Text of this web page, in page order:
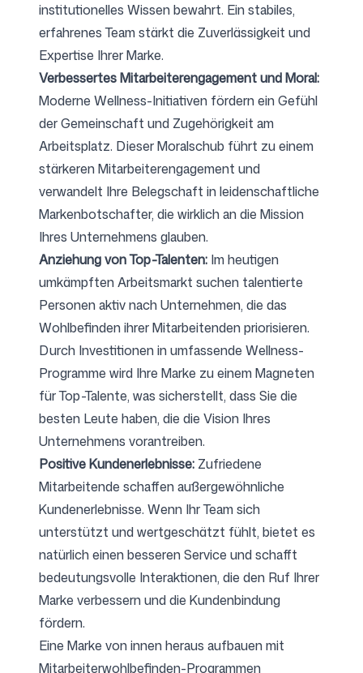
institutionelles Wissen bewahrt. Ein stabiles,
erfahrenes Team stärkt die Zuverlässigkeit und
Expertise Ihrer Marke.
Verbessertes Mitarbeiterengagement und Moral:
Moderne Wellness-Initiativen fördern ein Gefühl
der Gemeinschaft und Zugehörigkeit am
Arbeitsplatz. Dieser Moralschub führt zu einem
stärkeren Mitarbeiterengagement und
verwandelt Ihre Belegschaft in leidenschaftliche
Markenbotschafter, die wirklich an die Mission
Ihres Unternehmens glauben.
Anziehung von Top-Talenten: Im heutigen
umkämpften Arbeitsmarkt suchen talentierte
Personen aktiv nach Unternehmen, die das
Wohlbefinden ihrer Mitarbeitenden priorisieren.
Durch Investitionen in umfassende Wellness-
Programme wird Ihre Marke zu einem Magneten
für Top-Talente, was sicherstellt, dass Sie die
besten Leute haben, die die Vision Ihres
Unternehmens vorantreiben.
Positive Kundenerlebnisse: Zufriedene
Mitarbeitende schaffen außergewöhnliche
Kundenerlebnisse. Wenn Ihr Team sich
unterstützt und wertgeschätzt fühlt, bietet es
natürlich einen besseren Service und schafft
bedeutungsvolle Interaktionen, die den Ruf Ihrer
Marke verbessern und die Kundenbindung
fördern.
Eine Marke von innen heraus aufbauen mit
Mitarbeiterwohlbefinden-Programmen